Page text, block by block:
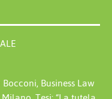
Business Law